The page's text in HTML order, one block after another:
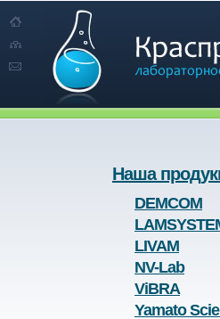
Наша
DEMCOM
LIVAM
NV-Lab
ViBRA
Yamato